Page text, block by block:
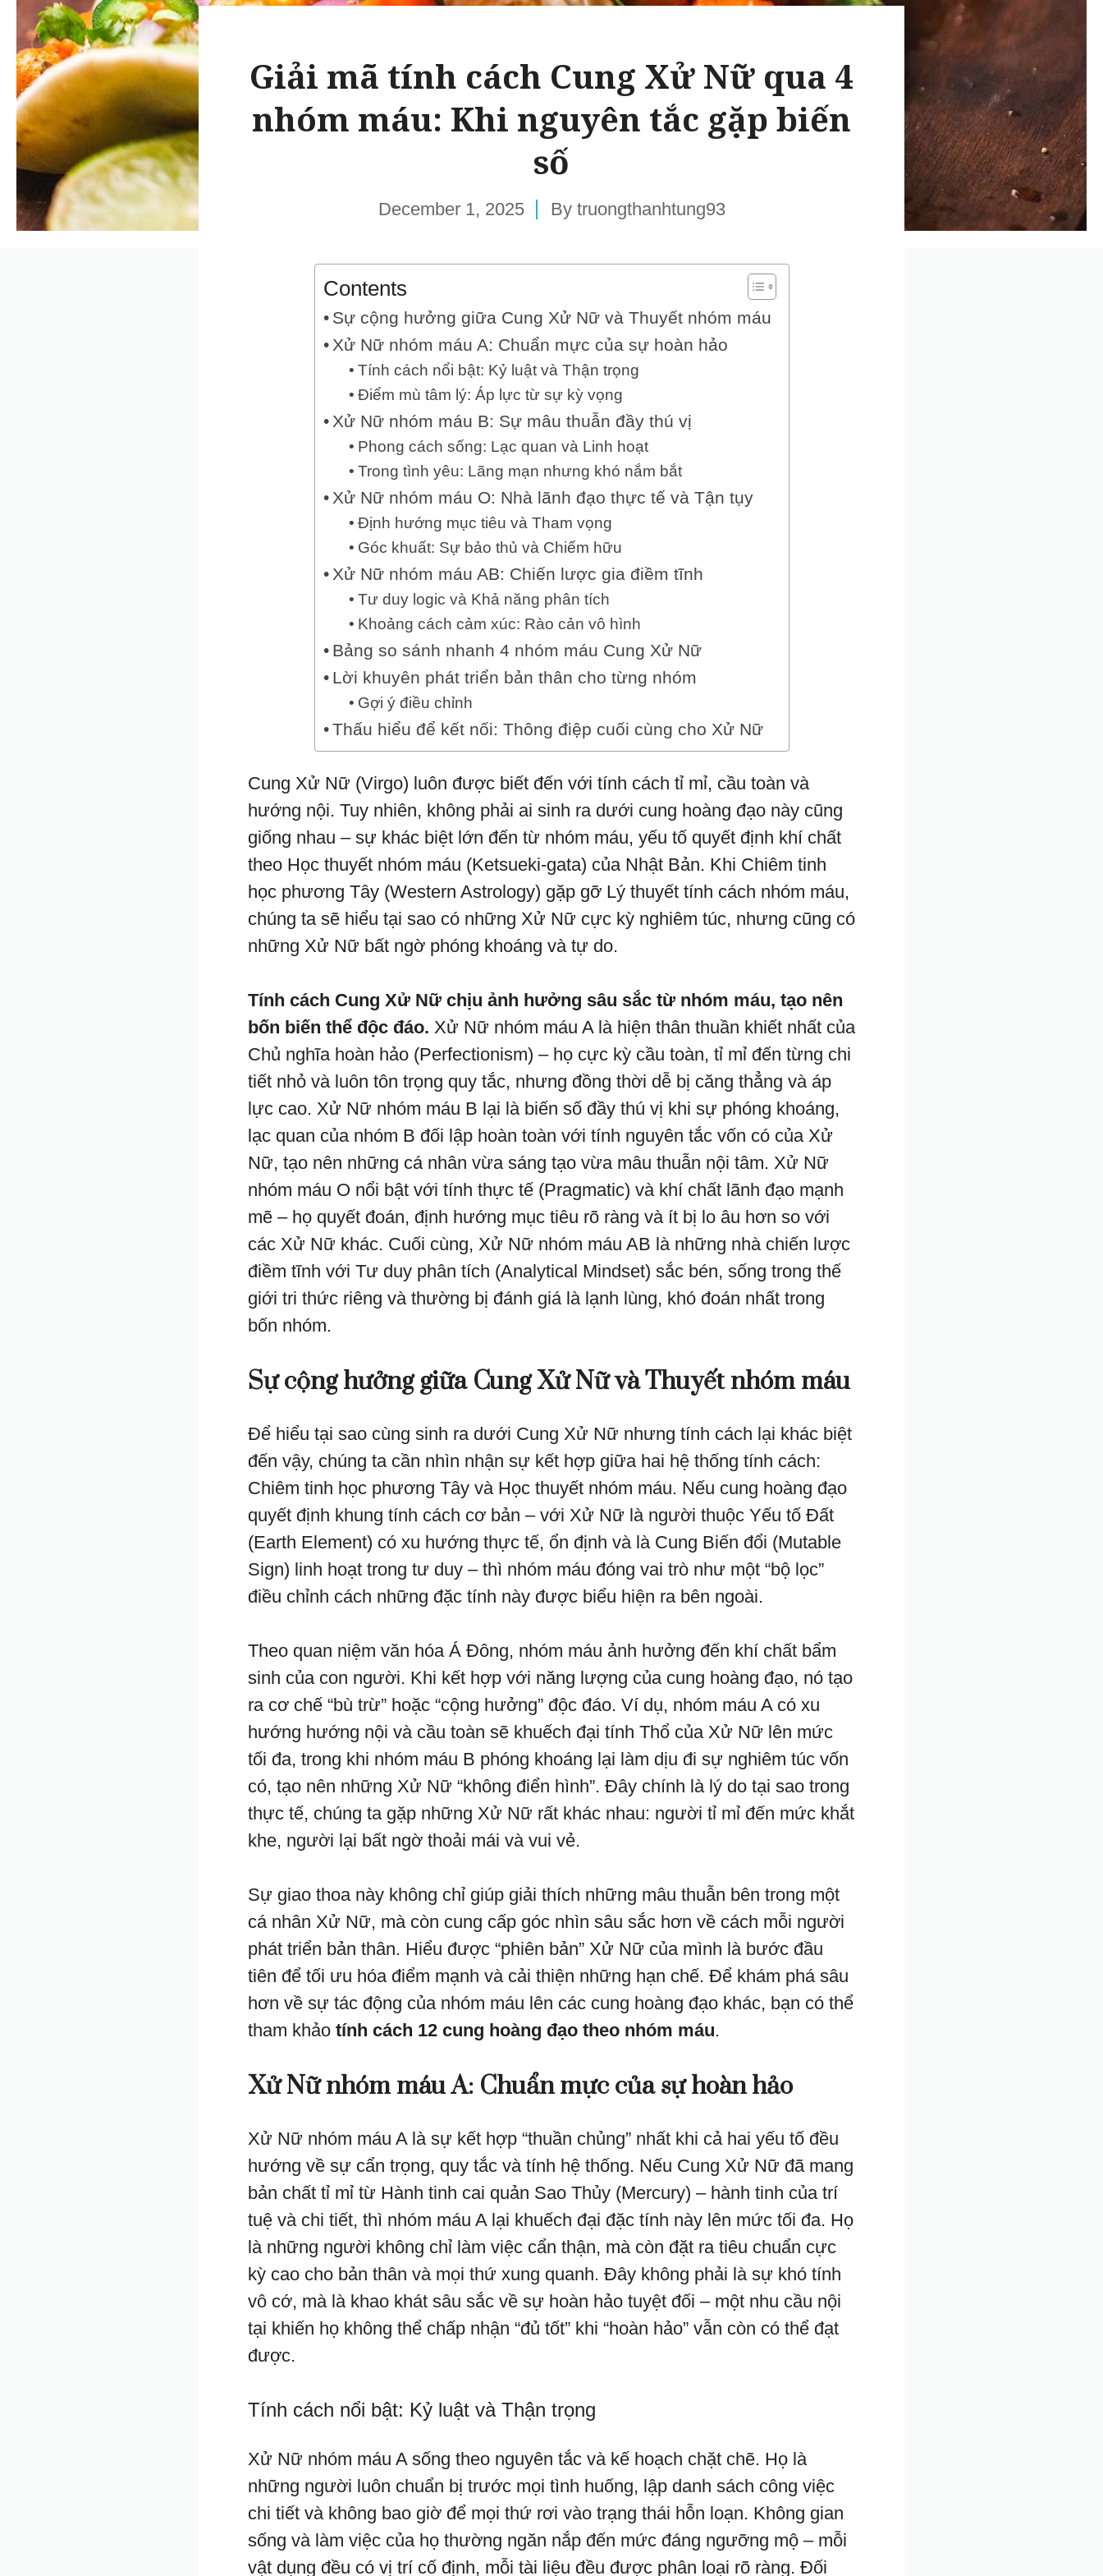
Giải mã tính cách Cung Xử Nữ qua 4
nhóm máu: Khi nguyên tắc gặp biến
số
December 1, 2025 By truongthanhtung93
Contents
Sự cộng hưởng giữa Cung Xử Nữ và Thuyết nhóm máu
Xử Nữ nhóm máu A: Chuẩn mực của sự hoàn hảo
Tính cách nổi bật: Kỷ luật và Thận trọng
Điểm mù tâm lý: Áp lực từ sự kỳ vọng
Xử Nữ nhóm máu B: Sự mâu thuẫn đầy thú vị
Phong cách sống: Lạc quan và Linh hoạt
Trong tình yêu: Lãng mạn nhưng khó nắm bắt
Xử Nữ nhóm máu O: Nhà lãnh đạo thực tế và Tận tụy
Định hướng mục tiêu và Tham vọng
Góc khuất: Sự bảo thủ và Chiếm hữu
Xử Nữ nhóm máu AB: Chiến lược gia điềm tĩnh
Tư duy logic và Khả năng phân tích
Khoảng cách cảm xúc: Rào cản vô hình
Bảng so sánh nhanh 4 nhóm máu Cung Xử Nữ
Lời khuyên phát triển bản thân cho từng nhóm
Gợi ý điều chỉnh
Thấu hiểu để kết nối: Thông điệp cuối cùng cho Xử Nữ
Cung Xử Nữ (Virgo) luôn được biết đến với tính cách tỉ mỉ, cầu toàn và
hướng nội. Tuy nhiên, không phải ai sinh ra dưới cung hoàng đạo này cũng
giống nhau – sự khác biệt lớn đến từ nhóm máu, yếu tố quyết định khí chất
theo Học thuyết nhóm máu (Ketsueki-gata) của Nhật Bản. Khi Chiêm tinh
học phương Tây (Western Astrology) gặp gỡ Lý thuyết tính cách nhóm máu,
chúng ta sẽ hiểu tại sao có những Xử Nữ cực kỳ nghiêm túc, nhưng cũng có
những Xử Nữ bất ngờ phóng khoáng và tự do.
Tính cách Cung Xử Nữ chịu ảnh hưởng sâu sắc từ nhóm máu, tạo nên
bốn biến thể độc đáo. Xử Nữ nhóm máu A là hiện thân thuần khiết nhất của
Chủ nghĩa hoàn hảo (Perfectionism) – họ cực kỳ cầu toàn, tỉ mỉ đến từng chi
tiết nhỏ và luôn tôn trọng quy tắc, nhưng đồng thời dễ bị căng thẳng và áp
lực cao. Xử Nữ nhóm máu B lại là biến số đầy thú vị khi sự phóng khoáng,
lạc quan của nhóm B đối lập hoàn toàn với tính nguyên tắc vốn có của Xử
Nữ, tạo nên những cá nhân vừa sáng tạo vừa mâu thuẫn nội tâm. Xử Nữ
nhóm máu O nổi bật với tính thực tế (Pragmatic) và khí chất lãnh đạo mạnh
mẽ – họ quyết đoán, định hướng mục tiêu rõ ràng và ít bị lo âu hơn so với
các Xử Nữ khác. Cuối cùng, Xử Nữ nhóm máu AB là những nhà chiến lược
điềm tĩnh với Tư duy phân tích (Analytical Mindset) sắc bén, sống trong thế
giới tri thức riêng và thường bị đánh giá là lạnh lùng, khó đoán nhất trong
bốn nhóm.
Sự cộng hưởng giữa Cung Xử Nữ và Thuyết nhóm máu
Để hiểu tại sao cùng sinh ra dưới Cung Xử Nữ nhưng tính cách lại khác biệt
đến vậy, chúng ta cần nhìn nhận sự kết hợp giữa hai hệ thống tính cách:
Chiêm tinh học phương Tây và Học thuyết nhóm máu. Nếu cung hoàng đạo
quyết định khung tính cách cơ bản – với Xử Nữ là người thuộc Yếu tố Đất
(Earth Element) có xu hướng thực tế, ổn định và là Cung Biến đổi (Mutable
Sign) linh hoạt trong tư duy – thì nhóm máu đóng vai trò như một “bộ lọc”
điều chỉnh cách những đặc tính này được biểu hiện ra bên ngoài.
Theo quan niệm văn hóa Á Đông, nhóm máu ảnh hưởng đến khí chất bẩm
sinh của con người. Khi kết hợp với năng lượng của cung hoàng đạo, nó tạo
ra cơ chế “bù trừ” hoặc “cộng hưởng” độc đáo. Ví dụ, nhóm máu A có xu
hướng hướng nội và cầu toàn sẽ khuếch đại tính Thổ của Xử Nữ lên mức
tối đa, trong khi nhóm máu B phóng khoáng lại làm dịu đi sự nghiêm túc vốn
có, tạo nên những Xử Nữ “không điển hình”. Đây chính là lý do tại sao trong
thực tế, chúng ta gặp những Xử Nữ rất khác nhau: người tỉ mỉ đến mức khắt
khe, người lại bất ngờ thoải mái và vui vẻ.
Sự giao thoa này không chỉ giúp giải thích những mâu thuẫn bên trong một
cá nhân Xử Nữ, mà còn cung cấp góc nhìn sâu sắc hơn về cách mỗi người
phát triển bản thân. Hiểu được “phiên bản” Xử Nữ của mình là bước đầu
tiên để tối ưu hóa điểm mạnh và cải thiện những hạn chế. Để khám phá sâu
hơn về sự tác động của nhóm máu lên các cung hoàng đạo khác, bạn có thể
tham khảo tính cách 12 cung hoàng đạo theo nhóm máu.
Xử Nữ nhóm máu A: Chuẩn mực của sự hoàn hảo
Xử Nữ nhóm máu A là sự kết hợp “thuần chủng” nhất khi cả hai yếu tố đều
hướng về sự cẩn trọng, quy tắc và tính hệ thống. Nếu Cung Xử Nữ đã mang
bản chất tỉ mỉ từ Hành tinh cai quản Sao Thủy (Mercury) – hành tinh của trí
tuệ và chi tiết, thì nhóm máu A lại khuếch đại đặc tính này lên mức tối đa. Họ
là những người không chỉ làm việc cẩn thận, mà còn đặt ra tiêu chuẩn cực
kỳ cao cho bản thân và mọi thứ xung quanh. Đây không phải là sự khó tính
vô cớ, mà là khao khát sâu sắc về sự hoàn hảo tuyệt đối – một nhu cầu nội
tại khiến họ không thể chấp nhận “đủ tốt” khi “hoàn hảo” vẫn còn có thể đạt
được.
Tính cách nổi bật: Kỷ luật và Thận trọng
Xử Nữ nhóm máu A sống theo nguyên tắc và kế hoạch chặt chẽ. Họ là
những người luôn chuẩn bị trước mọi tình huống, lập danh sách công việc
chi tiết và không bao giờ để mọi thứ rơi vào trạng thái hỗn loạn. Không gian
sống và làm việc của họ thường ngăn nắp đến mức đáng ngưỡng mộ – mỗi
vật dụng đều có vị trí cố định, mỗi tài liệu đều được phân loại rõ ràng. Đối